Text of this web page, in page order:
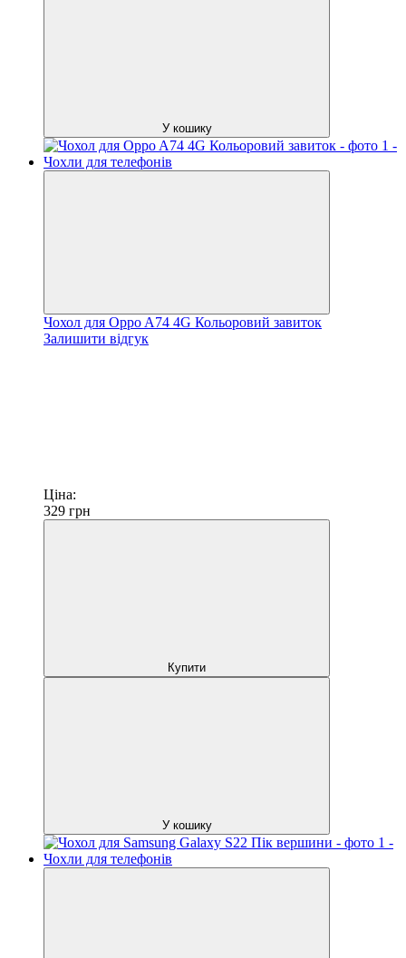
У кошику
Чохол для Oppo A74 4G Кольоровий завиток
Залишити відгук
Ціна:
329 грн
Купити
У кошику